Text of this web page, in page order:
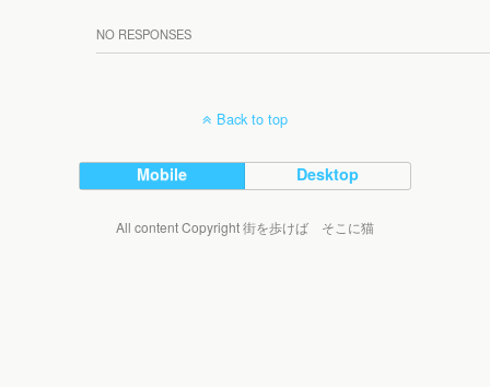
NO RESPONSES
Back to top
Mobile Desktop
All content Copyright 街を歩けば そこに猫